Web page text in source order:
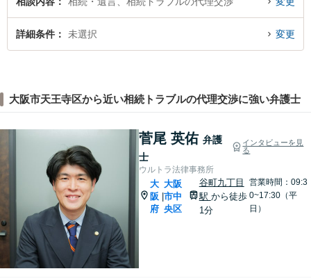
詳細条件 未選択 変更
大阪市天王寺区から近い相続トラブルの代理交渉に強い弁護士
菅尾 英佑 弁護
士
インタビューを見
る
ウルトラ法律事務所
大
阪
府
|
大阪
市中
央区
谷町九丁目
駅 から徒歩
1分
営業時間：09:3
0~17:30（平
日）